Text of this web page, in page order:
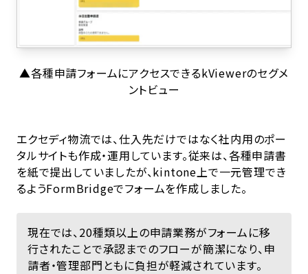
▲各種申請フォームにアクセスできるkViewerのセグメ
ントビュー
エクセディ物流では、仕入先だけではなく社内用のポー
タルサイトも作成・運用しています。従来は、各種申請書
を紙で提出していましたが、kintone上で一元管理でき
るようFormBridgeでフォームを作成しました。
現在では、20種類以上の申請業務がフォームに移
行されたことで承認までのフローが簡潔になり、申
請者・管理部門ともに負担が軽減されています。